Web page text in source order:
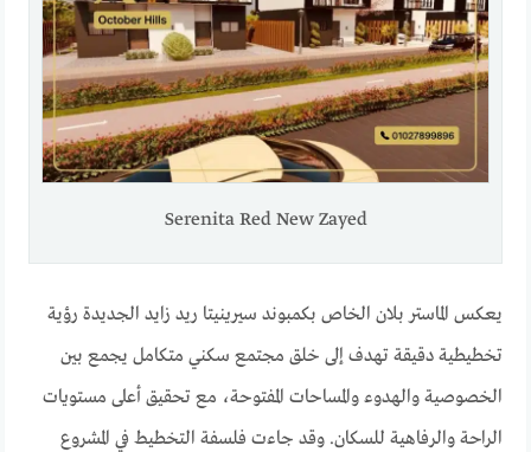
Serenita Red New Zayed
يعكس الماستر بلان الخاص بكمبوند سيرينيتا ريد زايد الجديدة رؤية
تخطيطية دقيقة تهدف إلى خلق مجتمع سكني متكامل يجمع بين
الخصوصية والهدوء والمساحات المفتوحة، مع تحقيق أعلى مستويات
الراحة والرفاهية للسكان. وقد جاءت فلسفة التخطيط في المشروع